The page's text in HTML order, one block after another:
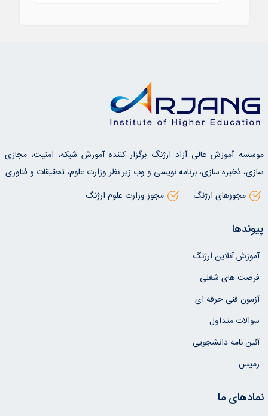
موسسه آموزش عالی آزاد ارژنگ برگزار کننده آموزش شبکه، امنیت، مجازی
سازی، ذخیره سازی، برنامه نویسی و وب زیر نظر وزارت علوم، تحقیقات و فناوری
مجوزهای ارژنگ
مجوز وزارت علوم ارژنگ
پیوندها
آموزش آنلاین ارژنگ
فرصت های شغلی
آزمون فنی حرفه ای
سوالات متداول
آئین نامه دانشجویی
رمیس
نمادهای ما